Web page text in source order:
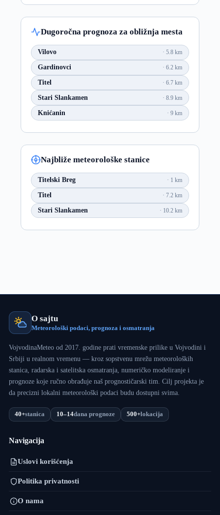
Dugoročna prognoza za obližnja mesta
Vilovo 5.8 km
Gardinovci 6.2 km
Titel 6.7 km
Stari Slankamen 8.9 km
Knićanin 9 km
Najbliže meteorološke stanice
Titelski Breg 1 km
Titel 7.2 km
Stari Slankamen 10.2 km
O sajtu
Meteorološki podaci, prognoza i osmatranja
VojvodinaMeteo od 2017. godine prati vremenske prilike u Vojvodini i
Srbiji u realnom vremenu — kroz sopstvenu mrežu meteoroloških
stanica, radarska i satelitska osmatranja, numeričko modeliranje i
prognoze koje ručno obrađuje naš prognostičarski tim. Cilj projekta je
da precizni lokalni meteorološki podaci budu dostupni svima.
40+stanica 10–14dana prognoze 500+lokacija
Navigacija
Uslovi korišćenja
Politika privatnosti
O nama